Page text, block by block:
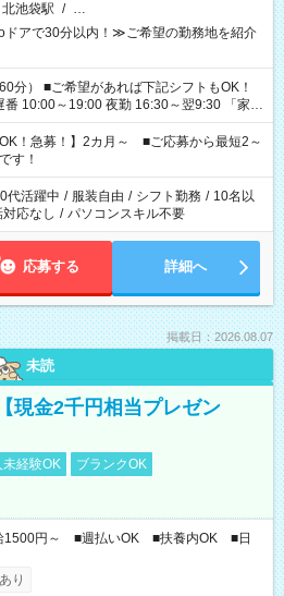
北池袋駅 / …
アで30分以内！≫ご希望の勤務地を紹介
フトもOK！
10:00～19:00 夜勤 16:30～翌9:30 「家族
「余裕を持って夕飯の準備がしたい」
たくない」 など、ご希望を教えてください
の勤務時間。 合計で週40時間を超える場
。
OK！急募！】2カ月～ ■ご応募から最短2～
す！
代活躍中 / 服装自由 / シフト勤務 / 10名以
対応なし / パソコンスキル不要
応募する 詳細へ
掲載日：2026.08.07
未読
現金2千円相当プレゼン
未経験OK
ブランクOK
1500円～ ■週払いOK ■扶養内OK ■日
り